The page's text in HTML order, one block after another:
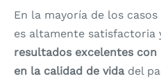
En la mayoría de los
es altamente satisfactoria
resultados excelentes
en la calidad de vidadel